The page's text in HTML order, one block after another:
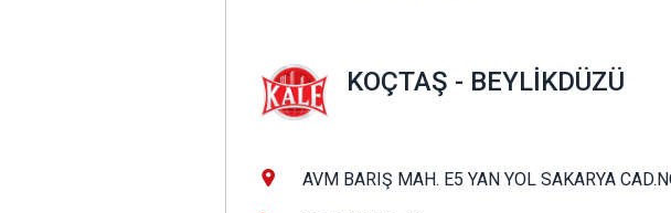
KOÇTAŞ - BEYLİKDÜZÜ
AVM BARIŞ MAH. E5 YAN YOL SAKARYA